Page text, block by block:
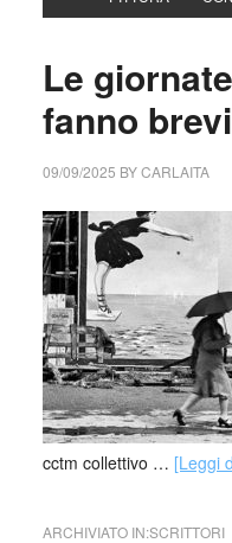
Le
fanno brevi
09/09/2025 BYCARLAITA
cctm collettivo … [Leggi
ARCHIVIATO IN:SCRITTORI